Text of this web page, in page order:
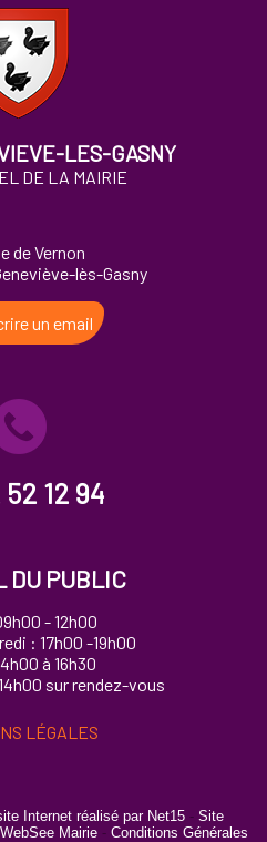
LES-GASNY
DE LA MAIRIE
de Vernon
lès-Gasny
un email
12 94
DU PUBLIC
- 12h00
: 17h00 -19h00
à 16h30
sur rendez-vous
LÉGALES
Internet réalisé par Net15 - Site
Mairie- Conditions Générales